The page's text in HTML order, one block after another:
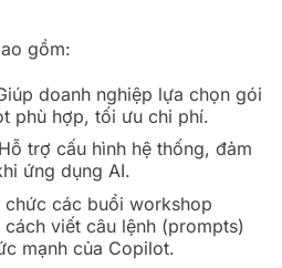
gồm:
doanh nghiệp lựa chọn gói
phù hợp, tối ưu chi phí.
Hỗ trợ cấu hình hệ thống, đảm
ứng dụng AI.
chức các buổi workshop
viết câu lệnh (prompts)
mạnh của Copilot.